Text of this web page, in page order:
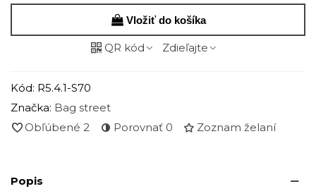
Vložiť do košíka
QR kód Zdieľajte
Kód: R5.4.1-S70
Značka: Bag street
Obľúbené 2 Porovnať 0 Zoznam želaní
Popis